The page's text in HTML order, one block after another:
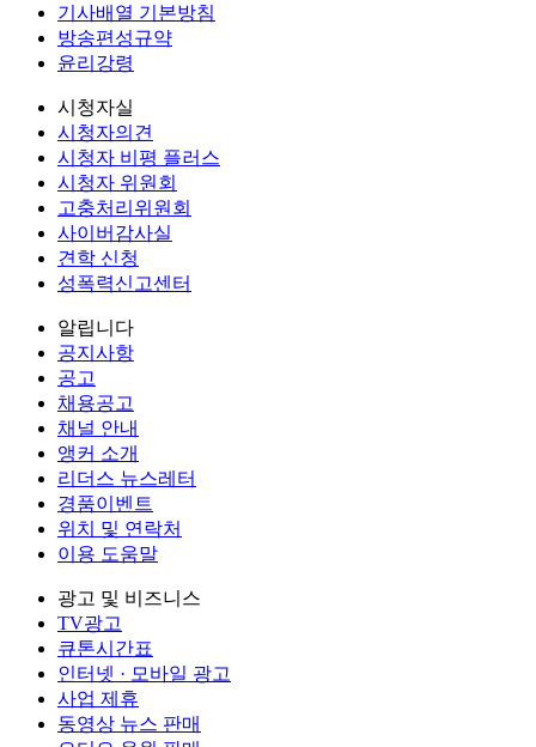
기사배열 기본방침
방송편성규약
윤리강령
시청자실
시청자의견
시청자 비평 플러스
시청자 위원회
고충처리위원회
사이버감사실
견학 신청
성폭력신고센터
알립니다
공지사항
공고
채용공고
채널 안내
앵커 소개
리더스 뉴스레터
경품이벤트
위치 및 연락처
이용 도움말
광고 및 비즈니스
TV광고
큐톤시간표
인터넷 · 모바일 광고
사업 제휴
동영상 뉴스 판매